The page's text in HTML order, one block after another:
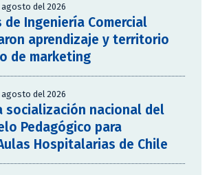
agosto del 2026
Ingeniería Comercial
aprendizaje y territorio
de marketing
agosto del 2026
socialización nacional del
Pedagógico para
Hospitalarias de Chile